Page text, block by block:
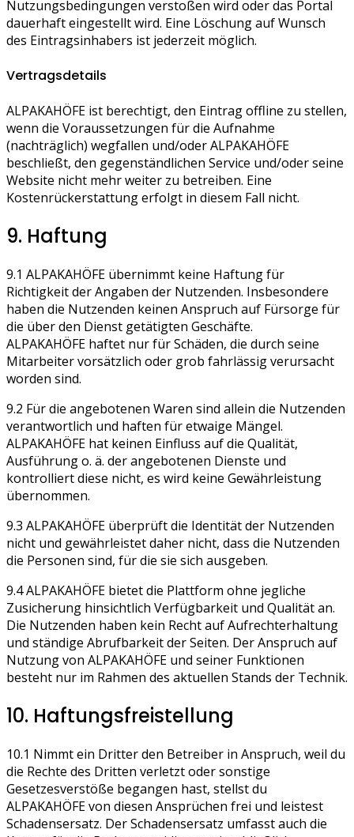
Nutzungsbedingungen verstoßen wird oder das Portal
dauerhaft eingestellt wird. Eine Löschung auf Wunsch
des Eintragsinhabers ist jederzeit möglich.
Vertragsdetails
ALPAKAHÖFE ist berechtigt, den Eintrag offline zu stellen,
wenn die Voraussetzungen für die Aufnahme
(nachträglich) wegfallen und/oder ALPAKAHÖFE
beschließt, den gegenständlichen Service und/oder seine
Website nicht mehr weiter zu betreiben. Eine
Kostenrückerstattung erfolgt in diesem Fall nicht.
9. Haftung
9.1 ALPAKAHÖFE übernimmt keine Haftung für
Richtigkeit der Angaben der Nutzenden. Insbesondere
haben die Nutzenden keinen Anspruch auf Fürsorge für
die über den Dienst getätigten Geschäfte.
ALPAKAHÖFE haftet nur für Schäden, die durch seine
Mitarbeiter vorsätzlich oder grob fahrlässig verursacht
worden sind.
9.2 Für die angebotenen Waren sind allein die Nutzenden
verantwortlich und haften für etwaige Mängel.
ALPAKAHÖFE hat keinen Einfluss auf die Qualität,
Ausführung o. ä. der angebotenen Dienste und
kontrolliert diese nicht, es wird keine Gewährleistung
übernommen.
9.3 ALPAKAHÖFE überprüft die Identität der Nutzenden
nicht und gewährleistet daher nicht, dass die Nutzenden
die Personen sind, für die sie sich ausgeben.
9.4 ALPAKAHÖFE bietet die Plattform ohne jegliche
Zusicherung hinsichtlich Verfügbarkeit und Qualität an.
Die Nutzenden haben kein Recht auf Aufrechterhaltung
und ständige Abrufbarkeit der Seiten. Der Anspruch auf
Nutzung von ALPAKAHÖFE und seiner Funktionen
besteht nur im Rahmen des aktuellen Stands der Technik.
10. Haftungsfreistellung
10.1 Nimmt ein Dritter den Betreiber in Anspruch, weil du
die Rechte des Dritten verletzt oder sonstige
Gesetzesverstöße begangen hast, stellst du
ALPAKAHÖFE von diesen Ansprüchen frei und leistest
Schadensersatz. Der Schadensersatz umfasst auch die